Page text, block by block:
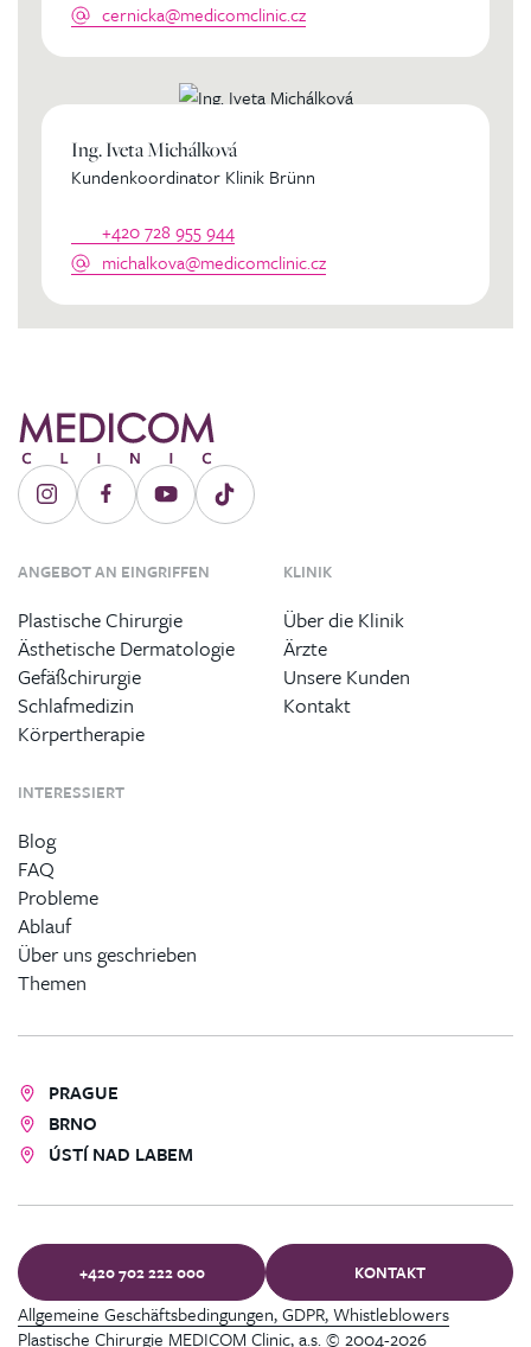
cernicka@medicomclinic.cz
Ing. Iveta Michálková
Kundenkoordinator Klinik Brünn
+420 728 955 944
michalkova@medicomclinic.cz
ANGEBOT AN EINGRIFFEN
Plastische Chirurgie
Ästhetische Dermatologie
Gefäßchirurgie
Schlafmedizin
Körpertherapie
KLINIK
Über die Klinik
Ärzte
Unsere Kunden
Kontakt
INTERESSIERT
Blog
FAQ
Probleme
Ablauf
Über uns geschrieben
Themen
PRAGUE
BRNO
ÚSTÍ NAD LABEM
+420 702 222 000 KONTAKT
Plastische Chirurgie MEDICOM Clinic, a.s. © 2004-2026
Allgemeine Geschäftsbedingungen, GDPR, Whistleblowers